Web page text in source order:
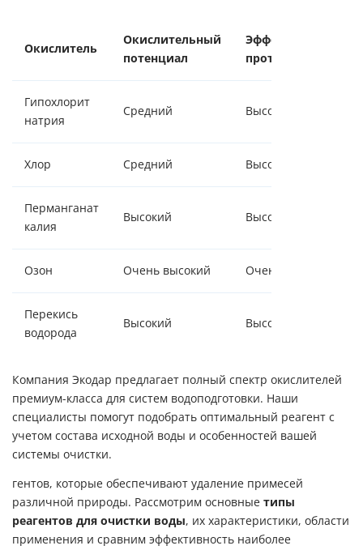
Окислитель
Окислительный
потенциал
Эффективность
против Fe
Гипохлорит
натрия
Средний Высокая
Хлор Средний Высокая
Перманганат
калия
Высокий Высокая
Озон Очень высокий Очень высокая
Перекись
водорода
Высокий Высокая
Компания Экодар предлагает полный спектр окислителей
премиум-класса для систем водоподготовки. Наши
специалисты помогут подобрать оптимальный реагент с
учетом состава исходной воды и особенностей вашей
системы очистки.
гентов, которые обеспечивают удаление примесей
различной природы. Рассмотрим основные типы
реагентов для очистки воды, их характеристики, области
применения и сравним эффективность наиболее